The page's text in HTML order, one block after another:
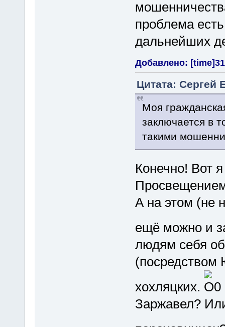
проблема
дальнейших
Добавлено:
Цитата: Сергей
Моя
заключается в
такими
Конечно! Вот
А на этом (не
ещё можно и
людям себя
(посредством
хохляцких.
Заржавел?